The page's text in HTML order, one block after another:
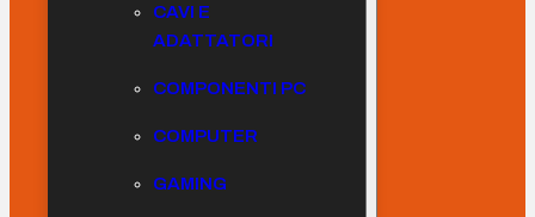
CAVI E
ADATTATORI
COMPONENTI PC
COMPUTER
GAMING